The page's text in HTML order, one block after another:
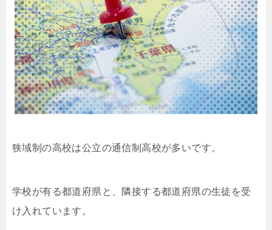
狭域制の高校は公立の通信制高校が多いです。
学校が有る都道府県と、隣接する都道府県の生徒を受
け入れています。